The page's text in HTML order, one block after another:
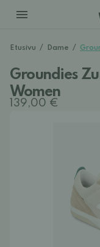
Etusivu / Dame /
Groundies
Women
139,00 €